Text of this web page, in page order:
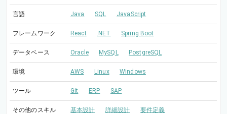
言語 Java SQL JavaScript
フレームワーク React .NET Spring Boot
データベース Oracle MySQL PostgreSQL
環境 AWS Linux Windows
ツール Git ERP SAP
その他のスキル 基本設計 詳細設計 要件定義